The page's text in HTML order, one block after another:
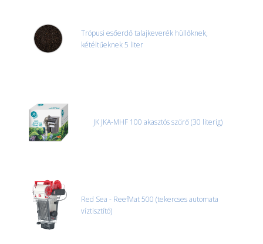
akciókÉLŐ ÉDESVÍZI
ÉLŐ TENGERI
EGYÉB
EXTRA AKCIÓK
Trópusi esőerdő talajkeverék hüllőknek,
kétéltűeknek 5 liter
JK JKA-MHF 100 akasztós szűrő (30 literig)
Red Sea - ReefMat 500 (tekercses automata
víztisztító)